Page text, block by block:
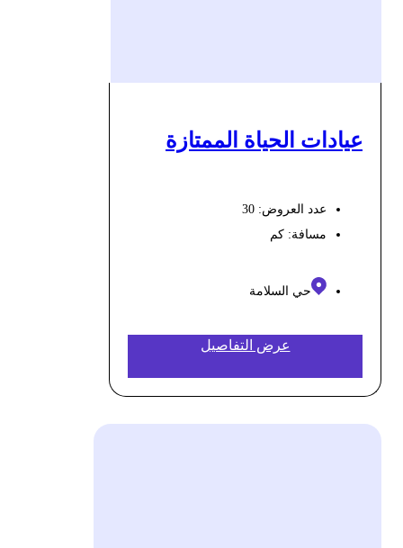
عيادات الحياة الممتازة
عدد العروض: 30
مسافة:كم
حي السلامة
عرض التفاصيل